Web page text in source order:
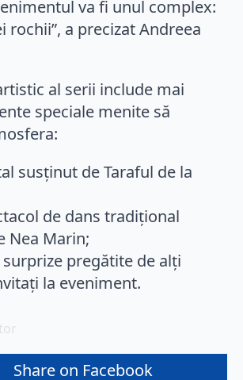
va fi unul complex:
rochii”, a precizat Andreea
al serii include mai
speciale menite să
susținut de Taraful de la
de dans tradițional
Nea Marin;
surprize pregătite de alți
la eveniment.
Share on Facebook